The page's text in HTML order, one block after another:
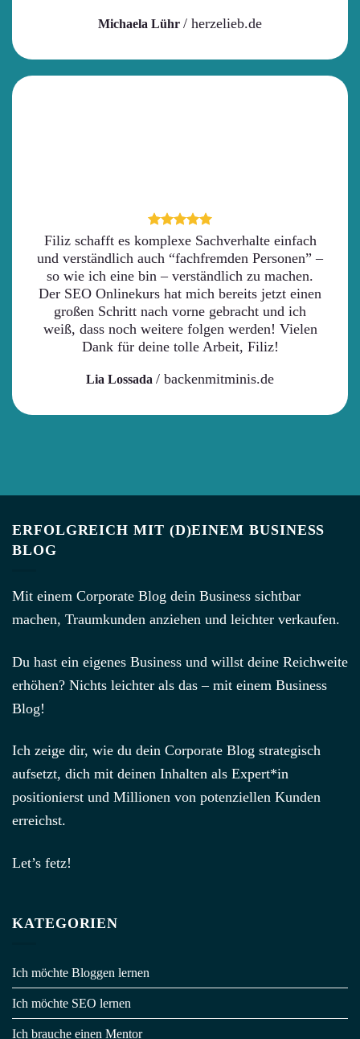
Michaela Lühr / herzelieb.de
Filiz schafft es komplexe Sachverhalte einfach
und verständlich auch “fachfremden Personen” –
so wie ich eine bin – verständlich zu machen.
Der SEO Onlinekurs hat mich bereits jetzt einen
großen Schritt nach vorne gebracht und ich
weiß, dass noch weitere folgen werden! Vielen
Dank für deine tolle Arbeit, Filiz!
Lia Lossada / backenmitminis.de
ERFOLGREICH MIT (D)EINEM BUSINESS
BLOG
Mit einem Corporate Blog dein Business sichtbar
machen, Traumkunden anziehen und leichter verkaufen.
Du hast ein eigenes Business und willst deine Reichweite
erhöhen? Nichts leichter als das – mit einem Business
Blog!
Ich zeige dir, wie du dein Corporate Blog strategisch
aufsetzt, dich mit deinen Inhalten als Expert*in
positionierst und Millionen von potenziellen Kunden
erreichst.
Let’s fetz!
KATEGORIEN
Ich möchte Bloggen lernen
Ich möchte SEO lernen
Ich brauche einen Mentor